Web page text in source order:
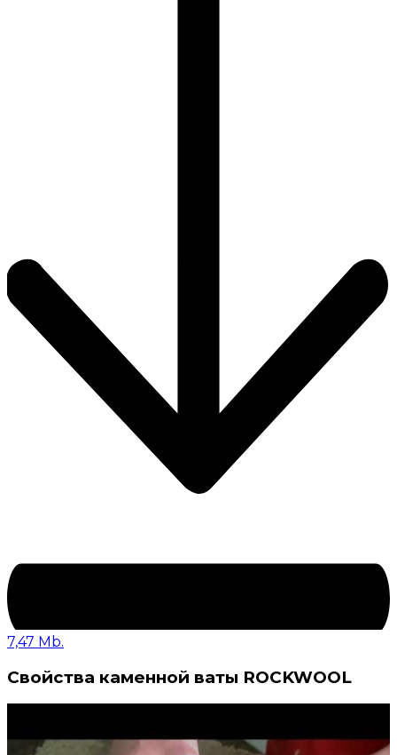
7,47 Mb.
Свойства каменной ваты ROCKWOOL